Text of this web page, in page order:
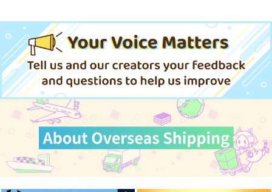
タペストリー（すぐケ
ンカする都会ギャルと
京美人を仲直りさせた
いだけなのに！（※わ
たしを取り合うのはや
めなさい！））
KADOKAWA
1,100円 （税込）
サンプル
作品詳細
行記 18
アルファポリス
サンプル
作品詳細
フロンティアワークス
1,430円 （税込）
サンプル
作品詳細